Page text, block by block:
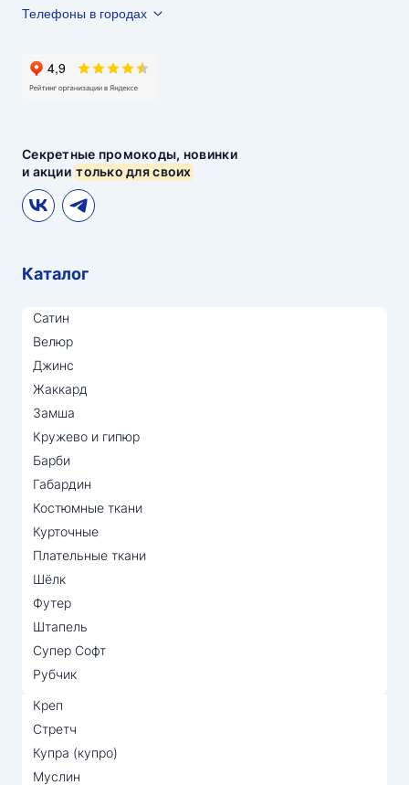
Секретные промокоды, новинки
и акциитолько для своих
Телефоны в городах
Каталог
Сатин
Велюр
Джинс
Жаккард
Замша
Кружево и гипюр
Барби
Габардин
Костюмные ткани
Курточные
Плательные ткани
Шёлк
Футер
Штапель
Супер Софт
Рубчик
Креп
Стретч
Купра (купро)
Муслин